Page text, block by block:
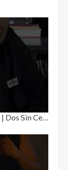
Se fue el mundial, llegó la 'Liga Mx' | Dos Sin Cebolla 🎙️
3